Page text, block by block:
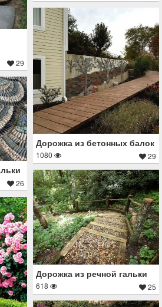
29
Дорожка из бетонных балок
1080 29
26
Дорожка из речной гальки
618 25